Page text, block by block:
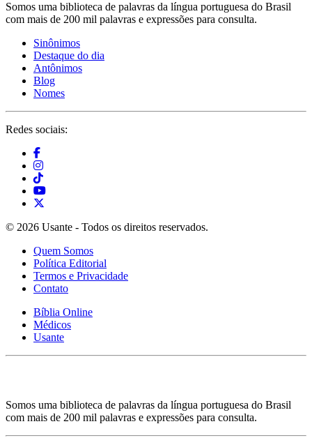
Somos uma biblioteca de palavras da língua portuguesa do Brasil
com mais de 200 mil palavras e expressões para consulta.
Sinônimos
Destaque do dia
Antônimos
Blog
Nomes
Redes sociais:
© 2026 Usante - Todos os direitos reservados.
Quem Somos
Política Editorial
Termos e Privacidade
Contato
Bíblia Online
Médicos
Usante
Somos uma biblioteca de palavras da língua portuguesa do Brasil
com mais de 200 mil palavras e expressões para consulta.